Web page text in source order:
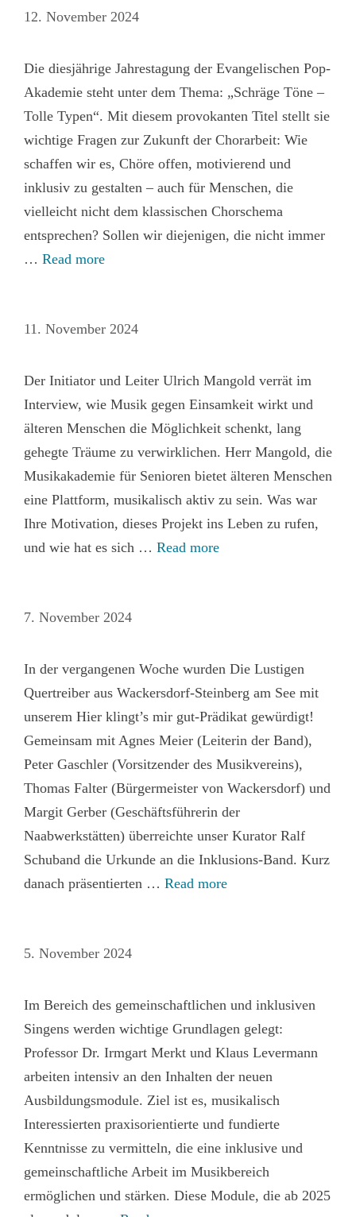
12. November 2024
Die diesjährige Jahrestagung der Evangelischen Pop-
Akademie steht unter dem Thema: „Schräge Töne –
Tolle Typen“. Mit diesem provokanten Titel stellt sie
wichtige Fragen zur Zukunft der Chorarbeit: Wie
schaffen wir es, Chöre offen, motivierend und
inklusiv zu gestalten – auch für Menschen, die
vielleicht nicht dem klassischen Chorschema
entsprechen? Sollen wir diejenigen, die nicht immer
… Read more
11. November 2024
Der Initiator und Leiter Ulrich Mangold verrät im
Interview, wie Musik gegen Einsamkeit wirkt und
älteren Menschen die Möglichkeit schenkt, lang
gehegte Träume zu verwirklichen. Herr Mangold, die
Musikakademie für Senioren bietet älteren Menschen
eine Plattform, musikalisch aktiv zu sein. Was war
Ihre Motivation, dieses Projekt ins Leben zu rufen,
und wie hat es sich … Read more
7. November 2024
In der vergangenen Woche wurden Die Lustigen
Quertreiber aus Wackersdorf-Steinberg am See mit
unserem Hier klingt’s mir gut-Prädikat gewürdigt!
Gemeinsam mit Agnes Meier (Leiterin der Band),
Peter Gaschler (Vorsitzender des Musikvereins),
Thomas Falter (Bürgermeister von Wackersdorf) und
Margit Gerber (Geschäftsführerin der
Naabwerkstätten) überreichte unser Kurator Ralf
Schuband die Urkunde an die Inklusions-Band. Kurz
danach präsentierten … Read more
5. November 2024
Im Bereich des gemeinschaftlichen und inklusiven
Singens werden wichtige Grundlagen gelegt:
Professor Dr. Irmgart Merkt und Klaus Levermann
arbeiten intensiv an den Inhalten der neuen
Ausbildungsmodule. Ziel ist es, musikalisch
Interessierten praxisorientierte und fundierte
Kenntnisse zu vermitteln, die eine inklusive und
gemeinschaftliche Arbeit im Musikbereich
ermöglichen und stärken. Diese Module, die ab 2025